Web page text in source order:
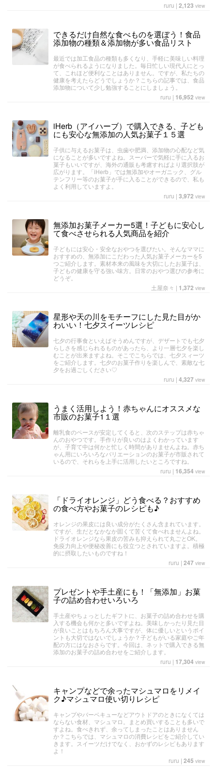
ruru | 2,123 view
できるだけ自然な食べものを選ぼう！食品
添加物の種類＆添加物が多い食品リスト
最近では加工食品の種類も多くなり、手軽に美味しい料理
が食べられるようになりました。毎日忙しい現代人にとっ
て、これほど便利なことはありません。ですが、私たちの
健康を考えたらどうでしょうか？こちらの記事では、食品
添加物について少し勉強することにしましょう。
ruru | 16,952 view
iHerb（アイハーブ）で購入できる、子ども
にも安心な無添加の人気お菓子１５選
子供に与えるお菓子は、虫歯や肥満、添加物の心配など気
になることが多いですよね。スーパーで気軽に手に入るお
菓子もいいですが、海外の通販も考慮すればより選択肢が
広がります。「iHerb」では無添加やオーガニック、グル
テンフリー等のお菓子が手に入ることができるので、私も
よく利用していますよ。
ruru | 3,972 view
無添加お菓子メーカー5選！子どもに安心し
て食べさせられる人気商品を紹介
子どもには安心・安全なおやつを選びたい。そんなママに
おすすめの、無添加にこだわった人気お菓子メーカーを5
つご紹介します。素材本来の風味を大切にしたお菓子は、
子どもの健康を守る強い味方。日常のおやつ選びの参考に
どうぞ。
土屋奈々 | 1,372 view
星形や天の川をモチーフにした見た目がか
わいい！七夕スイーツレシピ
七夕の行事食といえばそうめんですが、デザートでも七夕
らしさを感じられるものがあったら、より一層七夕を楽し
むことが出来ますよね。そこでこちらでは、七夕スィーツ
をご紹介します。七夕のお菓子作りを楽しんで、素敵な七
夕をお過ごしください♡
ruru | 4,327 view
うまく活用しよう！赤ちゃんにオススメな
市販のお菓子1１選
離乳食のペースが安定してくると、次のステップは赤ちゃ
んのおやつです。手作りが良いのはよくわかっています
が、子育て中は何かと忙しく時間がありませんよね。赤ち
ゃん用にいろいろなバリエーションのお菓子が市販されて
いるので、それらを上手に活用したいところですね。
ruru | 16,354 view
「ドライオレンジ」どう食べる？おすすめ
の食べ方やお菓子のレシピも♪
オレンジの果皮には良い成分がたくさん含まれています。
ですが、生だとなかなか固くて苦くて食べれませんよね。
ドライオレンジなら果皮の苦みも抑えられて丸ごとOK。
免疫力向上や便秘改善にも役立つとされていますよ。積極
的に摂取したいものですね！
ruru | 247 view
プレゼントや手土産にも！「無添加」お菓
子の詰め合わせいろいろ
手土産やちょっとしたギフトに、お菓子の詰め合わせを購
入する機会も何かと多いですよね。美味しかったり見た目
が良いことはもちろん大事ですが、体に優しいというポイ
ントも大切ではないでしょうか？子どもがいる家庭やご年
配の方にはなおさらです。今回は、ネットで購入できる無
添加のお菓子の詰め合わせをご紹介します。
ruru | 17,304 view
キャンプなどで余ったマシュマロをリメイ
ク♪マシュマロ使い切りレシピ
キャンプやバーベキューなどアウトドアのときになくては
ならない食材、マシュマロ。まとめ買いすることも多いで
すよね。食べきれず、余ってしまったことはありません
か？こちらでは、マシュマロの消費レシピをご紹介してい
きます。スイーツだけでなく、おかずのレシピもあります
よ！
ruru | 245 view